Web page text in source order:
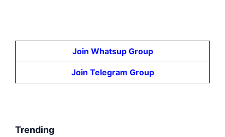
Join Whatsup Group
Join Telegram Group
Trending